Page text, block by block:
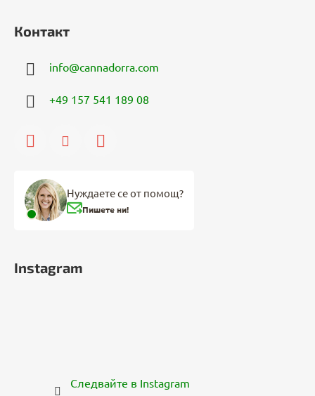
Контакт
info@cannadorra.com
+49 157 541 189 08
Нуждаете се от помощ?
Пишете ни!
Instagram
Следвайте в Instagram